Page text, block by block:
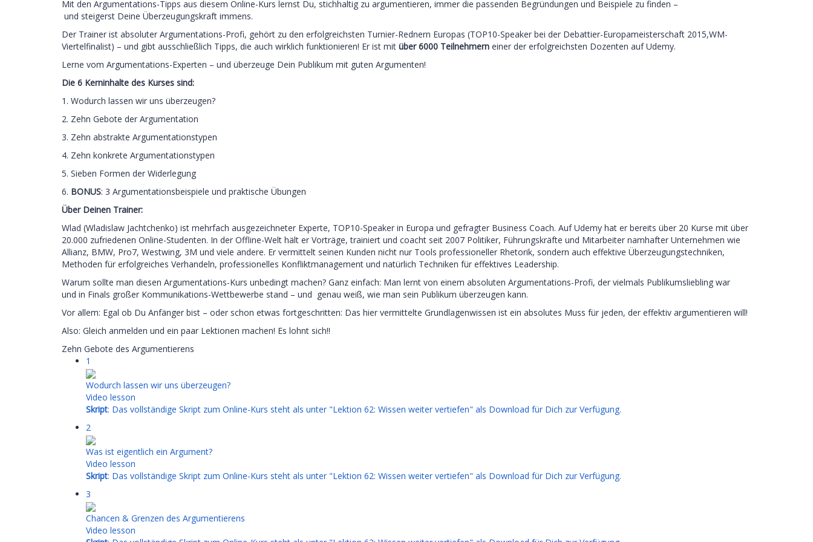
Mit den Argumentations-Tipps aus diesem Online-Kurs lernst Du, stichhaltig zu argumentieren, immer die passenden Begründungen und Beispiele zu finden –
und steigerst Deine Überzeugungskraft immens.
Der Trainer ist absoluter Argumentations-Profi, gehört zu den erfolgreichsten Turnier-Rednern Europas (TOP10-Speaker bei der Debattier-Europameisterschaft 2015,WM-
Viertelfinalist) – und gibt ausschließlich Tipps, die auch wirklich funktionieren! Er ist mit über 6000 Teilnehmern einer der erfolgreichsten Dozenten auf Udemy.
Lerne vom Argumentations-Experten – und überzeuge Dein Publikum mit guten Argumenten!
Die 6 Kerninhalte des Kurses sind:
1. Wodurch lassen wir uns überzeugen?
2. Zehn Gebote der Argumentation
3. Zehn abstrakte Argumentationstypen
4. Zehn konkrete Argumentationstypen
5. Sieben Formen der Widerlegung
6. BONUS: 3 Argumentationsbeispiele und praktische Übungen
Über Deinen Trainer:
Wlad (Wladislaw Jachtchenko) ist mehrfach ausgezeichneter Experte, TOP10-Speaker in Europa und gefragter Business Coach. Auf Udemy hat er bereits über 20 Kurse mit über
20.000 zufriedenen Online-Studenten. In der Offline-Welt hält er Vorträge, trainiert und coacht seit 2007 Politiker, Führungskräfte und Mitarbeiter namhafter Unternehmen wie
Allianz, BMW, Pro7, Westwing, 3M und viele andere. Er vermittelt seinen Kunden nicht nur Tools professioneller Rhetorik, sondern auch effektive Überzeugungstechniken,
Methoden für erfolgreiches Verhandeln, professionelles Konfliktmanagement und natürlich Techniken für effektives Leadership.
Warum sollte man diesen Argumentations-Kurs unbedingt machen? Ganz einfach: Man lernt von einem absoluten Argumentations-Profi, der vielmals Publikumsliebling war
und in Finals großer Kommunikations-Wettbewerbe stand – und genau weiß, wie man sein Publikum überzeugen kann.
Vor allem: Egal ob Du Anfänger bist – oder schon etwas fortgeschritten: Das hier vermittelte Grundlagenwissen ist ein absolutes Muss für jeden, der effektiv argumentieren will!
Also: Gleich anmelden und ein paar Lektionen machen! Es lohnt sich!!
Zehn Gebote des Argumentierens
1
Wodurch lassen wir uns überzeugen?
Video lesson
Skript: Das vollständige Skript zum Online-Kurs steht als unter "Lektion 62: Wissen weiter vertiefen" als Download für Dich zur Verfügung.
2
Was ist eigentlich ein Argument?
Video lesson
Skript: Das vollständige Skript zum Online-Kurs steht als unter "Lektion 62: Wissen weiter vertiefen" als Download für Dich zur Verfügung.
3
Chancen & Grenzen des Argumentierens
Video lesson